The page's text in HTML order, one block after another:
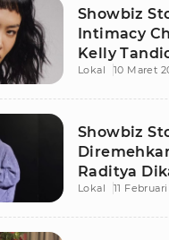
Showbiz
Intimacy
Kelly
Adegan
Lokal 10 Maret
Showbiz
Raditya
Lokal 11